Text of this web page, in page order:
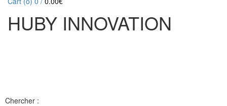
HUBY INNOVATION
Chercher :